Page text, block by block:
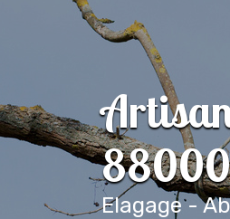
88000
Elagage -